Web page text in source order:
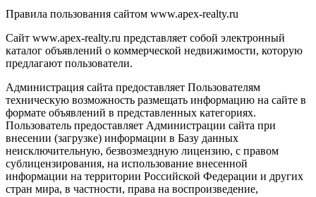
Правила пользования сайтом www.apex-realty.ru
Сайт www.apex-realty.ru представляет собой электронный
каталог объявлений о коммерческой недвижимости, которую
предлагают пользователи.
Администрация сайта предоставляет Пользователям
техническую возможность размещать информацию на сайте в
формате объявлений в представленных категориях.
Пользователь предоставляет Администрации сайта при
внесении (загрузке) информации в Базу данных
неисключительную, безвозмездную лицензию, с правом
сублицензирования, на использование внесенной
информации на территории Российской Федерации и других
стран мира, в частности, права на воспроизведение,